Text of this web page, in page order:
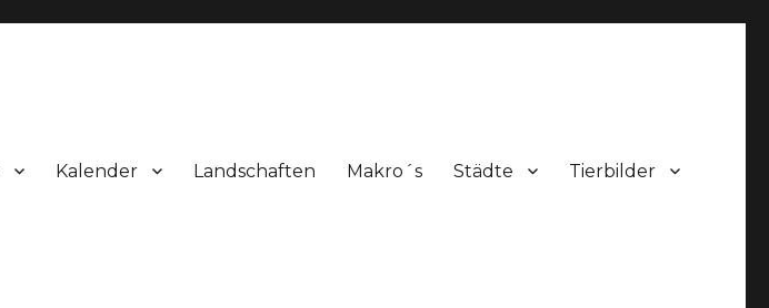
Kalender Landschaften Makro´s Städte Tierbilder